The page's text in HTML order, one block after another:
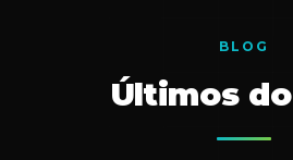
BLOG
Últimos do